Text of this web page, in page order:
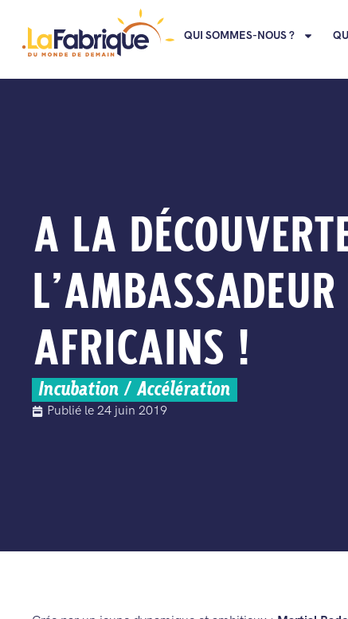
QUI SOMMES-NOUS ?
A LA
AFRICAINS !
Incubation / Accélération
Publié le24 juin 2019